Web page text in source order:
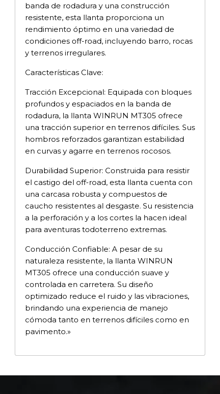
banda de rodadura y una construcción
resistente, esta llanta proporciona un
rendimiento óptimo en una variedad de
condiciones off-road, incluyendo barro, rocas
y terrenos irregulares.
Características Clave:
Tracción Excepcional: Equipada con bloques
profundos y espaciados en la banda de
rodadura, la llanta WINRUN MT305 ofrece
una tracción superior en terrenos difíciles. Sus
hombros reforzados garantizan estabilidad
en curvas y agarre en terrenos rocosos.
Durabilidad Superior: Construida para resistir
el castigo del off-road, esta llanta cuenta con
una carcasa robusta y compuestos de
caucho resistentes al desgaste. Su resistencia
a la perforación y a los cortes la hacen ideal
para aventuras todoterreno extremas.
Conducción Confiable: A pesar de su
naturaleza resistente, la llanta WINRUN
MT305 ofrece una conducción suave y
controlada en carretera. Su diseño
optimizado reduce el ruido y las vibraciones,
brindando una experiencia de manejo
cómoda tanto en terrenos difíciles como en
pavimento.»